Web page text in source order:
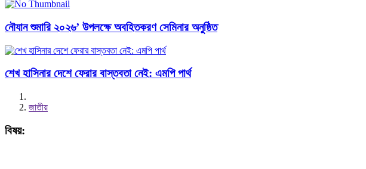
নৌযান শুমারি ২০২৬’ উপলক্ষে অবহিতকরণ সেমিনার অনুষ্ঠিত
শেখ হাসিনার দেশে ফেরার বাস্তবতা নেই: এমপি পার্থ
জাতীয়
বিষয়: